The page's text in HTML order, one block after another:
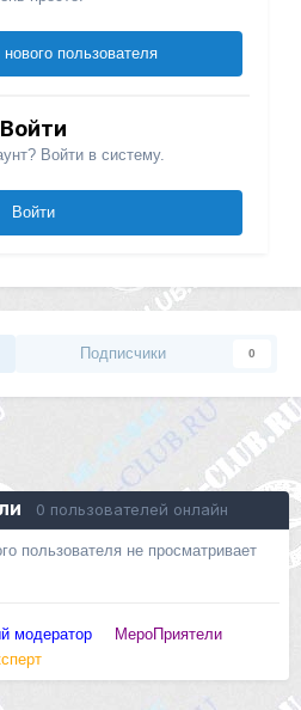
нового пользователя
Войти
Войти в систему.
Войти
Подписчики 0
0 пользователей онлайн
пользователя не просматривает
модератор
МероПриятели